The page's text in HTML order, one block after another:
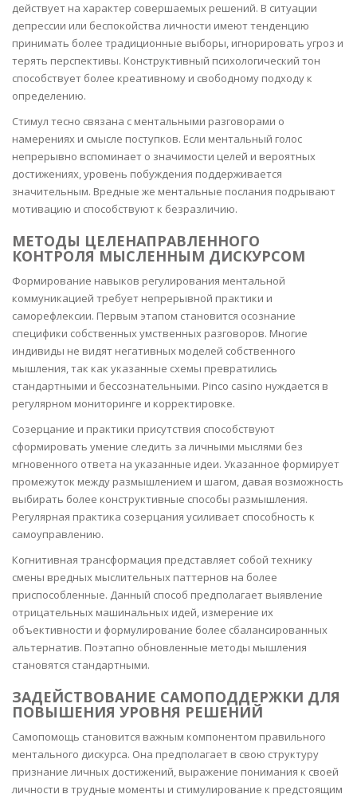
действует на характер совершаемых решений. В ситуации
депрессии или беспокойства личности имеют тенденцию
принимать более традиционные выборы, игнорировать угроз и
терять перспективы. Конструктивный психологический тон
способствует более креативному и свободному подходу к
определению.
Стимул тесно связана с ментальными разговорами о
намерениях и смысле поступков. Если ментальный голос
непрерывно вспоминает о значимости целей и вероятных
достижениях, уровень побуждения поддерживается
значительным. Вредные же ментальные послания подрывают
мотивацию и способствуют к безразличию.
МЕТОДЫ ЦЕЛЕНАПРАВЛЕННОГО
КОНТРОЛЯ МЫСЛЕННЫМ ДИСКУРСОМ
Формирование навыков регулирования ментальной
коммуникацией требует непрерывной практики и
саморефлексии. Первым этапом становится осознание
специфики собственных умственных разговоров. Многие
индивиды не видят негативных моделей собственного
мышления, так как указанные схемы превратились
стандартными и бессознательными. Pinco casino нуждается в
регулярном мониторинге и корректировке.
Созерцание и практики присутствия способствуют
сформировать умение следить за личными мыслями без
мгновенного ответа на указанные идеи. Указанное формирует
промежуток между размышлением и шагом, давая возможность
выбирать более конструктивные способы размышления.
Регулярная практика созерцания усиливает способность к
самоуправлению.
Когнитивная трансформация представляет собой технику
смены вредных мыслительных паттернов на более
приспособленные. Данный способ предполагает выявление
отрицательных машинальных идей, измерение их
объективности и формулирование более сбалансированных
альтернатив. Поэтапно обновленные методы мышления
становятся стандартными.
ЗАДЕЙСТВОВАНИЕ САМОПОДДЕРЖКИ ДЛЯ
ПОВЫШЕНИЯ УРОВНЯ РЕШЕНИЙ
Самопомощь становится важным компонентом правильного
ментального дискурса. Она предполагает в свою структуру
признание личных достижений, выражение понимания к своей
личности в трудные моменты и стимулирование к предстоящим